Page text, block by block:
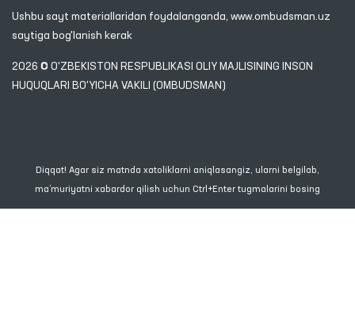
Ushbu sayt materiallaridan foydalanganda, www.ombudsman.uz
saytiga bog'lanish kerak
2026 © O'ZBEKISTON RESPUBLIKASI OLIY MAJLISINING INSON
HUQUQLARI BO'YICHA VAKILI (OMBUDSMAN)
Diqqat! Agar siz matnda xatoliklarni aniqlasangiz, ularni belgilab,
ma’muriyatni xabardor qilish uchun Ctrl+Enter tugmalarini bosing